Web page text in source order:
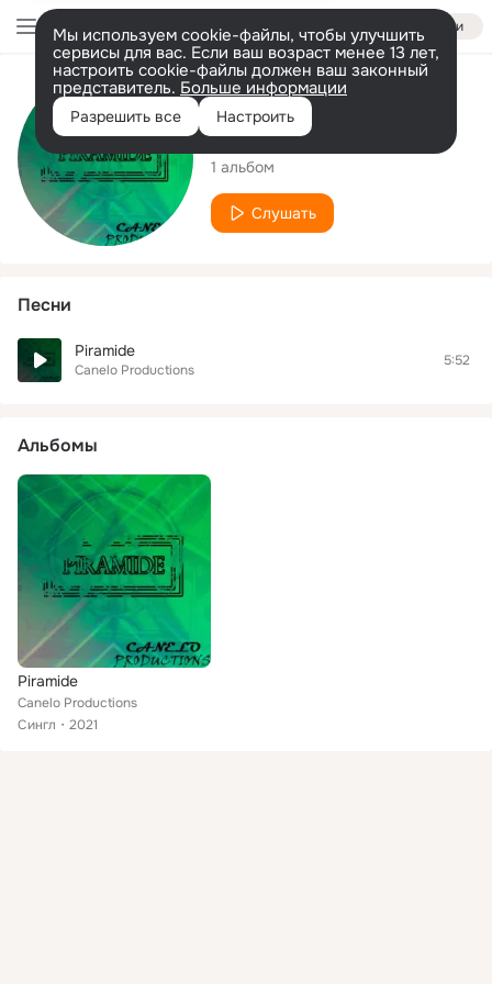
Войти
Мы используем cookie-файлы, чтобы улучшить
сервисы для вас. Если ваш возраст менее 13 лет,
настроить cookie-файлы должен ваш законный
представитель. Больше информации
Разрешить все Настроить
Исполнитель
Canelo Productions
1 альбом
Слушать
Песни
Piramide
Canelo Productions
5:52
Альбомы
Piramide
Canelo Productions
Сингл
2021